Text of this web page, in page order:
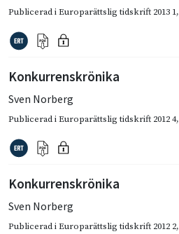
Publicerad iEuroparättslig tidskrift 2013 1,
Konkurrenskrönika
Sven Norberg
Publicerad iEuroparättslig tidskrift 2012 4,
Konkurrenskrönika
Sven Norberg
Publicerad iEuroparättslig tidskrift 2012 2,